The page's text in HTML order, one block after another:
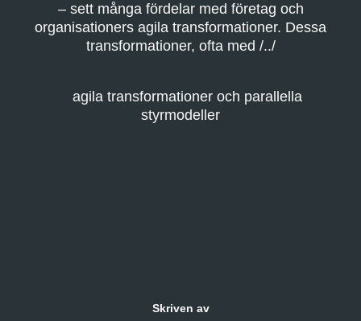
– sett många fördelar med företag och
organisationers agila transformationer. Dessa
transformationer, ofta med /../
Skriven av